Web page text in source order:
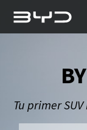
Tu primer